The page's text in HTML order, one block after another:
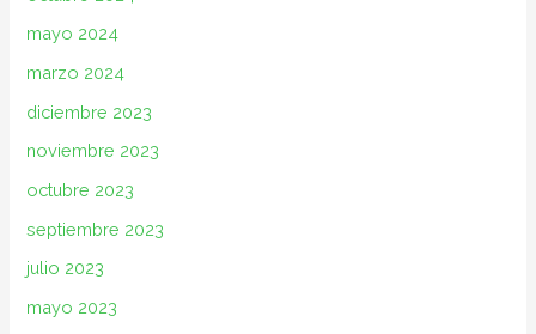
mayo 2024
marzo 2024
diciembre 2023
noviembre 2023
octubre 2023
septiembre 2023
julio 2023
mayo 2023